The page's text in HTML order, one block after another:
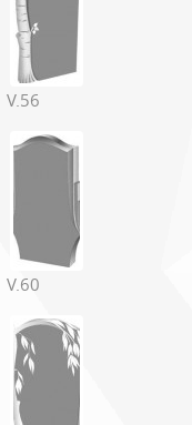
V.56
V.60